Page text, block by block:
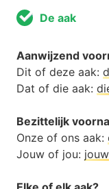
De aak
Aanwijzend
Dit of deze aak:
Dat of die aak:
Bezittelijk
Onze of ons aak:
Jouw of jou: jouw